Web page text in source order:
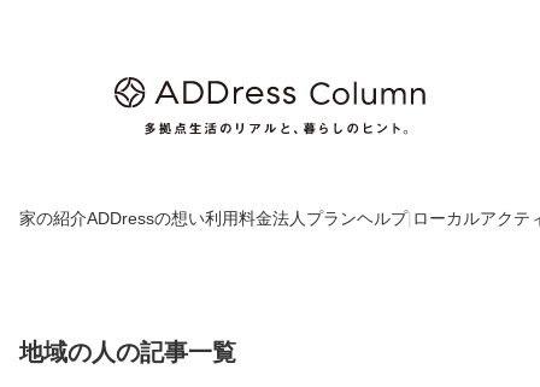
家の紹介ADDressの想い利用料金法人プランヘルプ| ローカルアクテ
地域の人の記事一覧